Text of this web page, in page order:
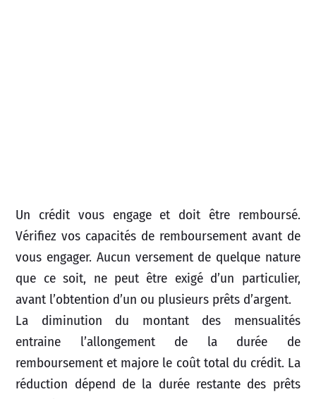
Un crédit vous engage et doit être remboursé.
Vérifiez vos capacités de remboursement avant de
vous engager. Aucun versement de quelque nature
que ce soit, ne peut être exigé d’un particulier,
avant l’obtention d’un ou plusieurs prêts d’argent.
La diminution du montant des mensualités
entraine l’allongement de la durée de
remboursement et majore le coût total du crédit. La
réduction dépend de la durée restante des prêts